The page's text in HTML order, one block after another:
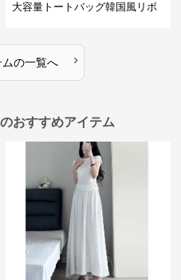
大容量トートバッグ韓国風リボ
の一覧へ ›
おすすめアイテム